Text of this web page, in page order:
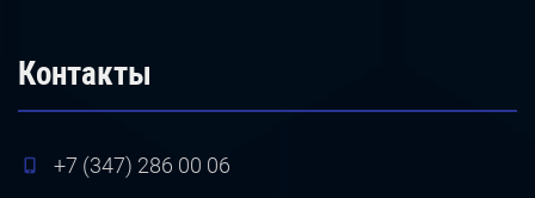
Контакты
+7 (347) 286 00 06